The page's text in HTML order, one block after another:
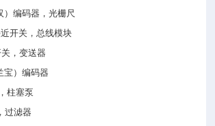
）编码器，光栅尺
开关，总线模块
，变送器
宝）编码器
柱塞泵
过滤器